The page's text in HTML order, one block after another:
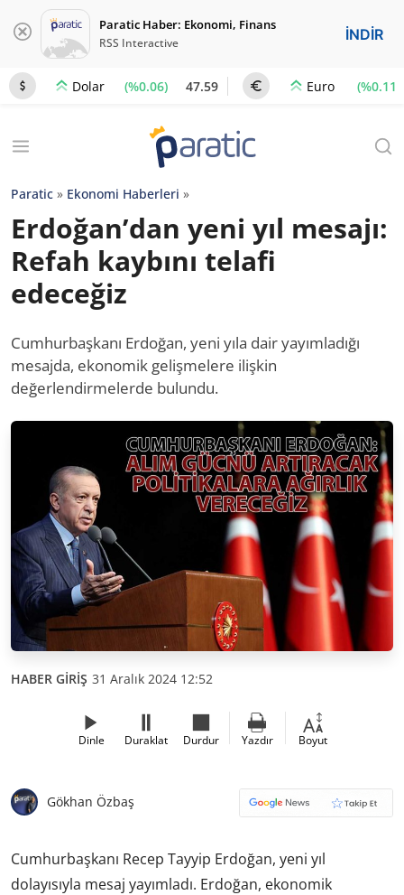
Paratic Haber: Ekonomi, Finans
RSS Interactive İNDİR
Dolar (%0.06) 47.59 Euro (%0.11)
Paratic » Ekonomi Haberleri »
Erdoğan’dan yeni yıl mesajı:
Refah kaybını telafi
edeceğiz
Cumhurbaşkanı Erdoğan, yeni yıla dair yayımladığı
mesajda, ekonomik gelişmelere ilişkin
değerlendirmelerde bulundu.
HABER GİRİŞ 31 Aralık 2024 12:52
Dinle Duraklat Durdur Yazdır Boyut
Gökhan Özbaş
Cumhurbaşkanı Recep Tayyip Erdoğan, yeni yıl
dolayısıyla mesaj yayımladı. Erdoğan, ekonomik